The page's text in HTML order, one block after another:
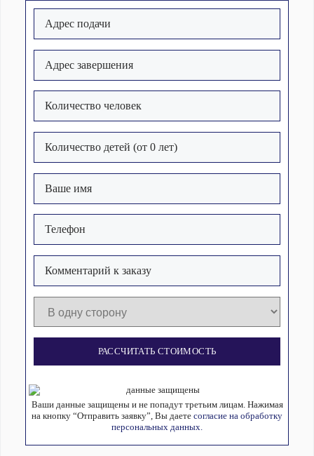
РАССЧИТАТЬ СТОИМОСТЬ
Ваши данные защищены и не попадут третьим лицам. Нажимая
на кнопку “Отправить заявку”, Вы даете согласие на обработку
персональных данных.